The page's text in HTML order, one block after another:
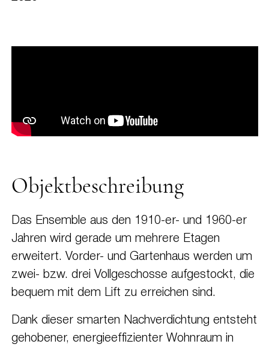
Objektbeschreibung
Das Ensemble aus den 1910-er- und 1960-er
Jahren wird gerade um mehrere Etagen
erweitert. Vorder- und Gartenhaus werden um
zwei- bzw. drei Vollgeschosse aufgestockt, die
bequem mit dem Lift zu erreichen sind.
Dank dieser smarten Nachverdichtung entsteht
gehobener, energieeffizienter Wohnraum in